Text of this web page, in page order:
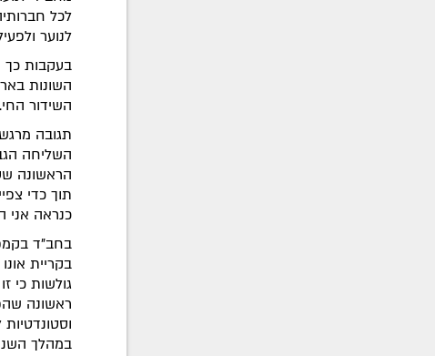
לכל
לנוער
בעקבות כך
השונות
השידור החי.
תגובה
השליחה
הראשונה
תוך כדי
כנראה אני
בחב"ד
בקריית
גולשות
ראשונה
במהלך